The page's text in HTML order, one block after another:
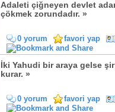
Adaleti çiğneyen devlet
çökmek zorundadır. »
0 yorum favori yap
İki Yahudi bir araya gelse
kurar. »
0 yorum favori yap